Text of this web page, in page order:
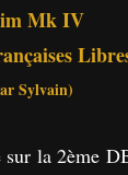
Mk IV
Sylvain)
la 2ème